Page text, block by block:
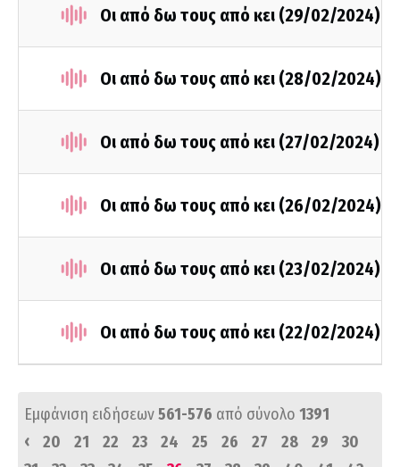
Οι από δω τους από κει (29/02/2024)
Οι από δω τους από κει (28/02/2024)
Οι από δω τους από κει (27/02/2024)
Οι από δω τους από κει (26/02/2024)
Οι από δω τους από κει (23/02/2024)
Οι από δω τους από κει (22/02/2024)
Εμφάνιση ειδήσεων561-576 από σύνολο 1391
‹
20 21 22 23 24 25 26 27 28 29
30